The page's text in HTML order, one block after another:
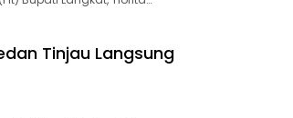
Tinjau Langsung